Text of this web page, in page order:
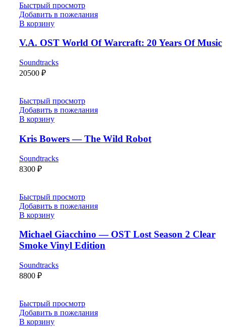
Быстрый просмотр
Добавить в пожелания
В корзину
V.A. OST World Of Warcraft: 20 Years Of Music
Soundtracks
20500 ₽
Быстрый просмотр
Добавить в пожелания
В корзину
Kris Bowers — The Wild Robot
Soundtracks
8300 ₽
Быстрый просмотр
Добавить в пожелания
В корзину
Michael Giacchino — OST Lost Season 2 Clear
Smoke Vinyl Edition
Soundtracks
8800 ₽
Быстрый просмотр
Добавить в пожелания
В корзину